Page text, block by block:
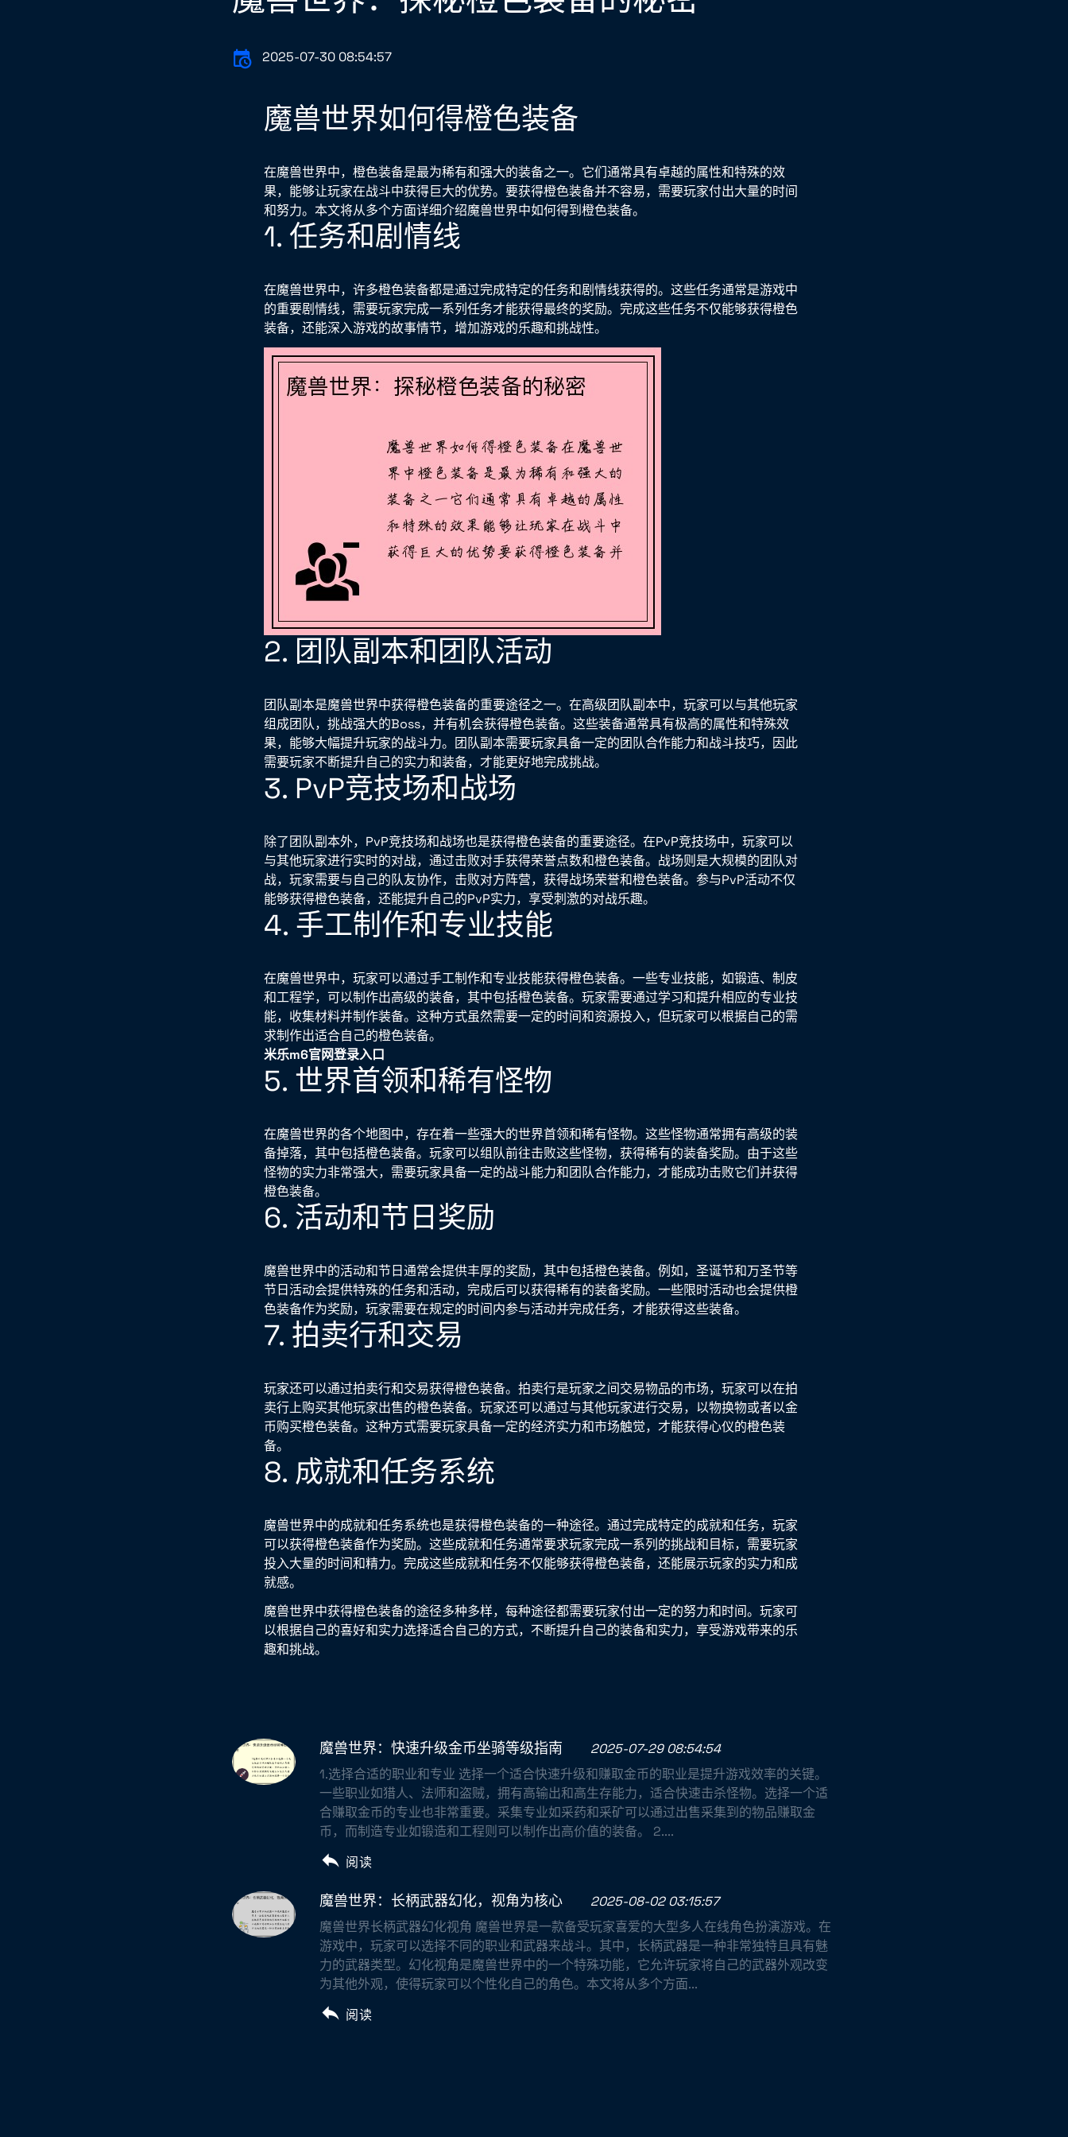
2025-07-30 08:54:57
魔兽世界如何得橙色装备
在魔兽世界中，橙色装备是最为稀有和强大的装备之一。它们通常具有卓越的属性和特殊的效
果，能够让玩家在战斗中获得巨大的优势。要获得橙色装备并不容易，需要玩家付出大量的时间
和努力。本文将从多个方面详细介绍魔兽世界中如何得到橙色装备。
1. 任务和剧情线
在魔兽世界中，许多橙色装备都是通过完成特定的任务和剧情线获得的。这些任务通常是游戏中
的重要剧情线，需要玩家完成一系列任务才能获得最终的奖励。完成这些任务不仅能够获得橙色
装备，还能深入游戏的故事情节，增加游戏的乐趣和挑战性。
2. 团队副本和团队活动
团队副本是魔兽世界中获得橙色装备的重要途径之一。在高级团队副本中，玩家可以与其他玩家
组成团队，挑战强大的Boss，并有机会获得橙色装备。这些装备通常具有极高的属性和特殊效
果，能够大幅提升玩家的战斗力。团队副本需要玩家具备一定的团队合作能力和战斗技巧，因此
需要玩家不断提升自己的实力和装备，才能更好地完成挑战。
3. PvP竞技场和战场
除了团队副本外，PvP竞技场和战场也是获得橙色装备的重要途径。在PvP竞技场中，玩家可以
与其他玩家进行实时的对战，通过击败对手获得荣誉点数和橙色装备。战场则是大规模的团队对
战，玩家需要与自己的队友协作，击败对方阵营，获得战场荣誉和橙色装备。参与PvP活动不仅
能够获得橙色装备，还能提升自己的PvP实力，享受刺激的对战乐趣。
4. 手工制作和专业技能
在魔兽世界中，玩家可以通过手工制作和专业技能获得橙色装备。一些专业技能，如锻造、制皮
和工程学，可以制作出高级的装备，其中包括橙色装备。玩家需要通过学习和提升相应的专业技
能，收集材料并制作装备。这种方式虽然需要一定的时间和资源投入，但玩家可以根据自己的需
求制作出适合自己的橙色装备。
米乐m6官网登录入口
5. 世界首领和稀有怪物
在魔兽世界的各个地图中，存在着一些强大的世界首领和稀有怪物。这些怪物通常拥有高级的装
备掉落，其中包括橙色装备。玩家可以组队前往击败这些怪物，获得稀有的装备奖励。由于这些
怪物的实力非常强大，需要玩家具备一定的战斗能力和团队合作能力，才能成功击败它们并获得
橙色装备。
6. 活动和节日奖励
魔兽世界中的活动和节日通常会提供丰厚的奖励，其中包括橙色装备。例如，圣诞节和万圣节等
节日活动会提供特殊的任务和活动，完成后可以获得稀有的装备奖励。一些限时活动也会提供橙
色装备作为奖励，玩家需要在规定的时间内参与活动并完成任务，才能获得这些装备。
7. 拍卖行和交易
玩家还可以通过拍卖行和交易获得橙色装备。拍卖行是玩家之间交易物品的市场，玩家可以在拍
卖行上购买其他玩家出售的橙色装备。玩家还可以通过与其他玩家进行交易，以物换物或者以金
币购买橙色装备。这种方式需要玩家具备一定的经济实力和市场触觉，才能获得心仪的橙色装
备。
8. 成就和任务系统
魔兽世界中的成就和任务系统也是获得橙色装备的一种途径。通过完成特定的成就和任务，玩家
可以获得橙色装备作为奖励。这些成就和任务通常要求玩家完成一系列的挑战和目标，需要玩家
投入大量的时间和精力。完成这些成就和任务不仅能够获得橙色装备，还能展示玩家的实力和成
就感。
魔兽世界中获得橙色装备的途径多种多样，每种途径都需要玩家付出一定的努力和时间。玩家可
以根据自己的喜好和实力选择适合自己的方式，不断提升自己的装备和实力，享受游戏带来的乐
趣和挑战。
魔兽世界：快速升级金币坐骑等级指南
2025-07-29 08:54:54
1.选择合适的职业和专业 选择一个适合快速升级和赚取金币的职业是提升游戏效率的关键。
一些职业如猎人、法师和盗贼，拥有高输出和高生存能力，适合快速击杀怪物。选择一个适
合赚取金币的专业也非常重要。采集专业如采药和采矿可以通过出售采集到的物品赚取金
币，而制造专业如锻造和工程则可以制作出高价值的装备。 2....
阅读
魔兽世界：长柄武器幻化，视角为核心
2025-08-02 03:15:57
魔兽世界长柄武器幻化视角 魔兽世界是一款备受玩家喜爱的大型多人在线角色扮演游戏。在
游戏中，玩家可以选择不同的职业和武器来战斗。其中，长柄武器是一种非常独特且具有魅
力的武器类型。幻化视角是魔兽世界中的一个特殊功能，它允许玩家将自己的武器外观改变
为其他外观，使得玩家可以个性化自己的角色。本文将从多个方面...
阅读